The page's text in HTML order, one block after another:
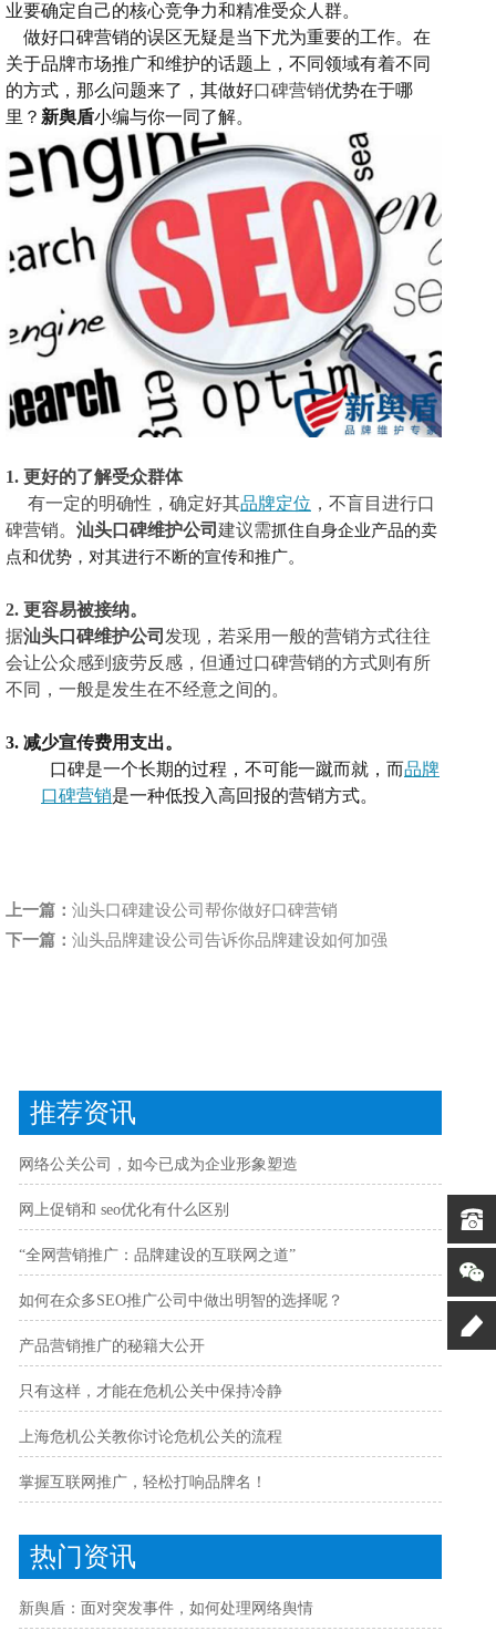
业要确定自己的核心竞争力和精准受众人群。
做好口碑营销的误区无疑是当下尤为重要的工作。在
关于品牌市场推广和维护的话题上，不同领域有着不同
的方式 ， 那么问题来了，其做好口碑营销优势在于哪
里？ 新舆盾小编与你一同了解。
1. 更好的了解受众群体
有一定的明确性，确定好其品牌定位 ，不盲目进行口
碑营销。 汕头口碑维护公司 建议需抓住自身企业产品的卖
点和优势，对其进行不断的宣传和推广。
2. 更容易被接纳。
据汕头口碑维护公司 发现，若采用一般的营销方式往往
会让公众感到疲劳反感，但通过口碑营销的方式则有所
不同，一般是发生在不经意之间的。
3. 减少宣传费用支出。
口碑是一个长期的过程，不可能一蹴而就 ， 而品牌
口碑营销是一种低投入高回报的营销方式。
上一篇： 汕头口碑建设公司帮你做好口碑营销
下一篇： 汕头品牌建设公司告诉你品牌建设如何加强
推荐资讯
网络公关公司，如今已成为企业形象塑造
网上促销和 seo优化有什么区别
“全网营销推广：品牌建设的互联网之道”
如何在众多SEO推广公司中做出明智的选择呢？
产品营销推广的秘籍大公开
只有这样，才能在危机公关中保持冷静
上海危机公关教你讨论危机公关的流程
掌握互联网推广，轻松打响品牌名！
热门资讯
新舆盾：面对突发事件，如何处理网络舆情